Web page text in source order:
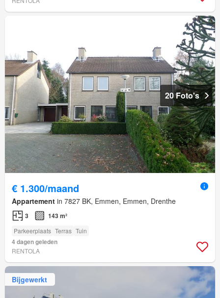
20 Foto's
€ 1.300/maand
Appartement in 7827 BK, Emmen, Emmen, Drenthe
3 143 m²
Parkeerplaats Terras Tuin
4 dagen geleden
RENTOLA
Bijgewerkt